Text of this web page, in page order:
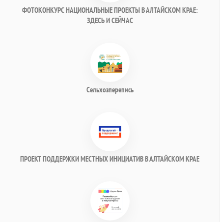
ФОТОКОНКУРС НАЦИОНАЛЬНЫЕ ПРОЕКТЫ В АЛТАЙСКОМ КРАЕ:
ЗДЕСЬ И СЕЙЧАС
Сельхозперепись
ПРОЕКТ ПОДДЕРЖКИ МЕСТНЫХ ИНИЦИАТИВ В АЛТАЙСКОМ КРАЕ